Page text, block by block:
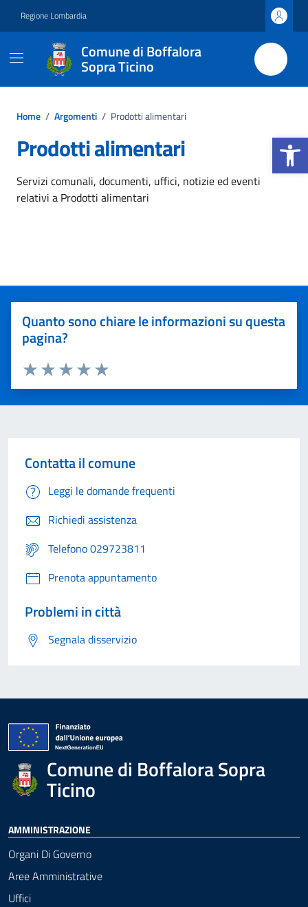
Apri la
Regione Lombardia
Comune di Boffalora
Sopra Ticino
Home / Argomenti / Prodotti alimentari
Prodotti alimentari
Dettagli dell'argomento
Servizi comunali, documenti, uffici, notizie ed eventi
relativi a Prodotti alimentari
Quanto sono chiare le informazioni su questa
pagina?
Valuta 5 stelle su 5
Valuta 4 stelle su 5
Valuta 3 stelle su 5
Valuta 2 stelle su 5
Valuta 1 stelle su 5
Contatta il comune
Leggi le domande frequenti
Richiedi assistenza
Telefono 029723811
Prenota appuntamento
Problemi in città
Segnala disservizio
Comune di Boffalora Sopra
Ticino
AMMINISTRAZIONE
Organi Di Governo
Aree Amministrative
Uffici